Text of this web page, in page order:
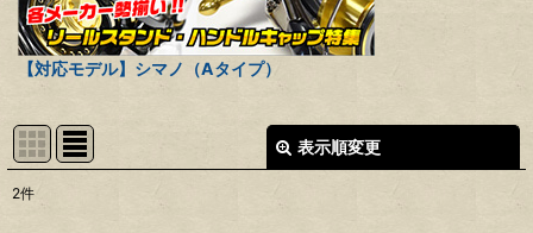
【対応モデル】シマノ（Aタイプ）
表示順変更
2件